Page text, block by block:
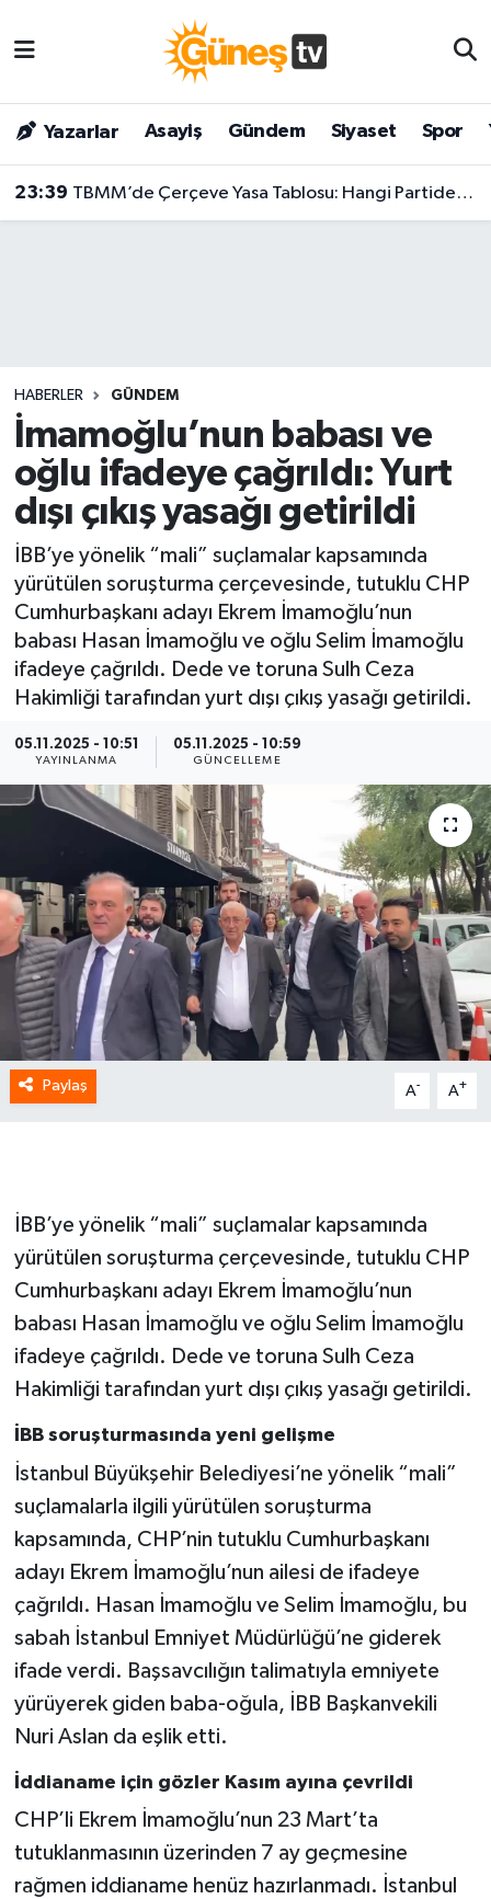
Yazarlar Asayiş Gündem Siyaset Spor
23:39 TBMM’de Çerçeve Yasa Tablosu: Hangi Partiden Kaç Milletvekili İmza Attı?
HABERLER GÜNDEM
İmamoğlu’nun babası ve
oğlu ifadeye çağrıldı: Yurt
dışı çıkış yasağı getirildi
İBB’ye yönelik “mali” suçlamalar kapsamında
yürütülen soruşturma çerçevesinde, tutuklu CHP
Cumhurbaşkanı adayı Ekrem İmamoğlu’nun
babası Hasan İmamoğlu ve oğlu Selim İmamoğlu
ifadeye çağrıldı. Dede ve toruna Sulh Ceza
Hakimliği tarafından yurt dışı çıkış yasağı getirildi.
05.11.2025 - 10:51
YAYINLANMA
05.11.2025 - 10:59
GÜNCELLEME
Paylaş A- A+
İBB’ye yönelik “mali” suçlamalar kapsamında
yürütülen soruşturma çerçevesinde, tutuklu CHP
Cumhurbaşkanı adayı Ekrem İmamoğlu’nun
babası Hasan İmamoğlu ve oğlu Selim İmamoğlu
ifadeye çağrıldı. Dede ve toruna Sulh Ceza
Hakimliği tarafından yurt dışı çıkış yasağı getirildi.
İBB soruşturmasında yeni gelişme
İstanbul Büyükşehir Belediyesi’ne yönelik “mali”
suçlamalarla ilgili yürütülen soruşturma
kapsamında, CHP’nin tutuklu Cumhurbaşkanı
adayı Ekrem İmamoğlu’nun ailesi de ifadeye
çağrıldı. Hasan İmamoğlu ve Selim İmamoğlu, bu
sabah İstanbul Emniyet Müdürlüğü’ne giderek
ifade verdi. Başsavcılığın talimatıyla emniyete
yürüyerek giden baba-oğula, İBB Başkanvekili
Nuri Aslan da eşlik etti.
İddianame için gözler Kasım ayına çevrildi
CHP’li Ekrem İmamoğlu’nun 23 Mart’ta
tutuklanmasının üzerinden 7 ay geçmesine
rağmen iddianame henüz hazırlanmadı. İstanbul
Bilim & Teknoloji
Dünya
Magazin
Siyaset
Spor
Yaşam
Malatya Nöbetçi Eczaneler
Malatya Hava Durumu
Malatya Namaz Vakitleri
Son Dakika Haberleri
Haber Arşivi